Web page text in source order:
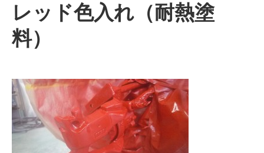
レッド色入れ（耐熱塗
料）